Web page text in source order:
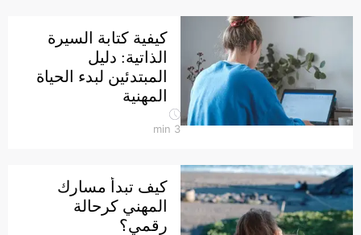
كيفية كتابة السيرة
الذاتية: دليل
المبتدئين لبدء الحياة
المهنية
3
min
كيف تبدأ مسارك
المهني كرحالة
رقمي؟